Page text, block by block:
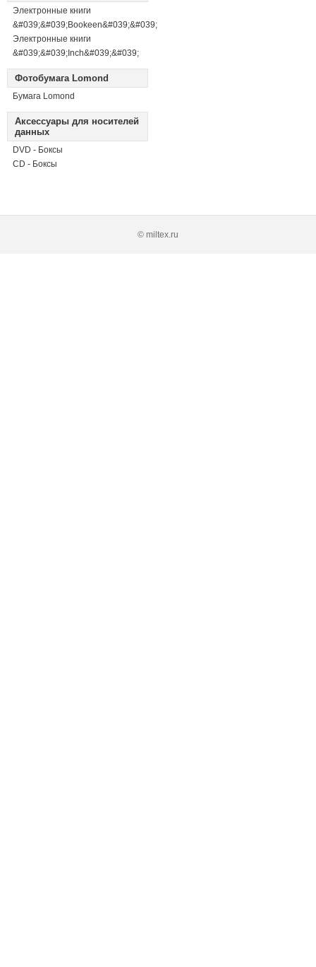
Электронные книги
&#039;&#039;Bookeen&#039;&#039;
Электронные книги
&#039;&#039;Inch&#039;&#039;
Фотобумага Lomond
Бумага Lomond
Аксессуары для носителей
данных
DVD - Боксы
CD - Боксы
© miltex.ru